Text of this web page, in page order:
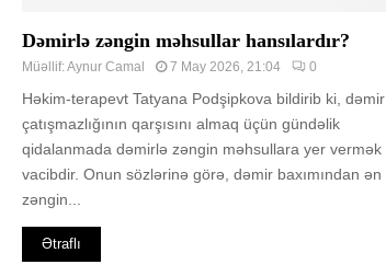
Dəmirlə zəngin məhsullar hansılardır?
Müəllif:Aynur Camal 7 May 2026, 21:04 0
Həkim-terapevt Tatyana Podşipkova bildirib ki, dəmir
çatışmazlığının qarşısını almaq üçün gündəlik
qidalanmada dəmirlə zəngin məhsullara yer vermək
vacibdir. Onun sözlərinə görə, dəmir baxımından ən
zəngin...
Ətraflı